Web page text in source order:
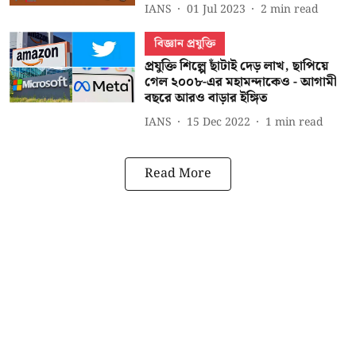
IANS 01 Jul 2023 2 min read
বিজ্ঞান প্রযুক্তি
প্রযুক্তি শিল্পে ছাঁটাই দেড় লাখ, ছাপিয়ে
গেল ২০০৮-এর মহামন্দাকেও - আগামী
বছরে আরও বাড়ার ইঙ্গিত
IANS 15 Dec 2022 1 min read
Read More